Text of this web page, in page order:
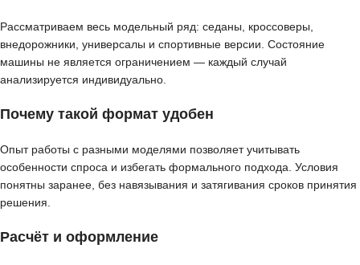
Рассматриваем весь модельный ряд: седаны, кроссоверы,
внедорожники, универсалы и спортивные версии. Состояние
машины не является ограничением — каждый случай
анализируется индивидуально.
Почему такой формат удобен
Опыт работы с разными моделями позволяет учитывать
особенности спроса и избегать формального подхода. Условия
понятны заранее, без навязывания и затягивания сроков принятия
решения.
Расчёт и оформление